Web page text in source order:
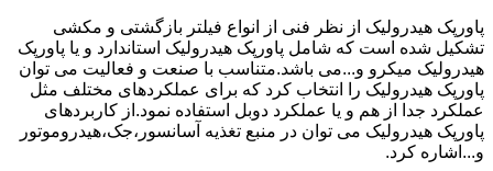
پاورپک هیدرولیک از نظر فنی از انواع فیلتر بازگشتی و مکشی
تشکیل شده است که شامل پاورپک هیدرولیک استاندارد و یا پاورپک
هیدرولیک میکرو و...می باشد.متناسب با صنعت و فعالیت می توان
پاورپک هیدرولیک را انتخاب کرد که برای عملکردهای مختلف مثل
عملکرد جدا از هم و یا عملکرد دوبل استفاده نمود.از کاربردهای
پاورپک هیدرولیک می توان در منبع تغذیه آسانسور،جک،هیدروموتور
و...اشاره کرد.